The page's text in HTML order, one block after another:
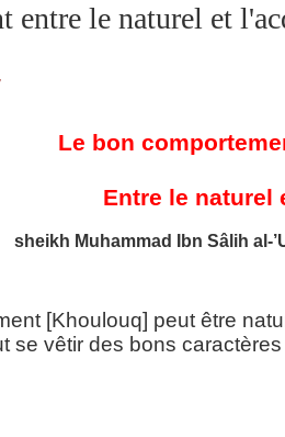
entre le naturel et
Le bon
Entre le naturel
sheikh Muhammad Ibn Sâlih al-
[Khoulouq] peut être
se vêtir des bons